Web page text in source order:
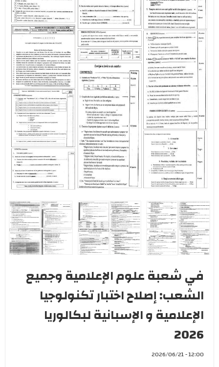
في شعبة علوم الإعلامية وجميع
الشعب: إصلاح اختبار تكنولوجيا
الإعلامية و الإسبانية لبكالوريا
2026
12:00 - 2026/06/21